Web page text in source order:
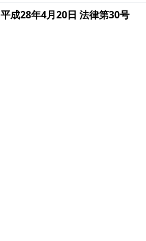
平成28年4月20日 法律第30号